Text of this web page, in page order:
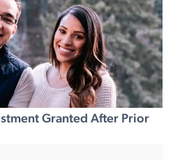
Granted After Prior